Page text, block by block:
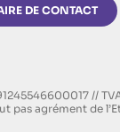
DE CONTACT
//
pas agrément de